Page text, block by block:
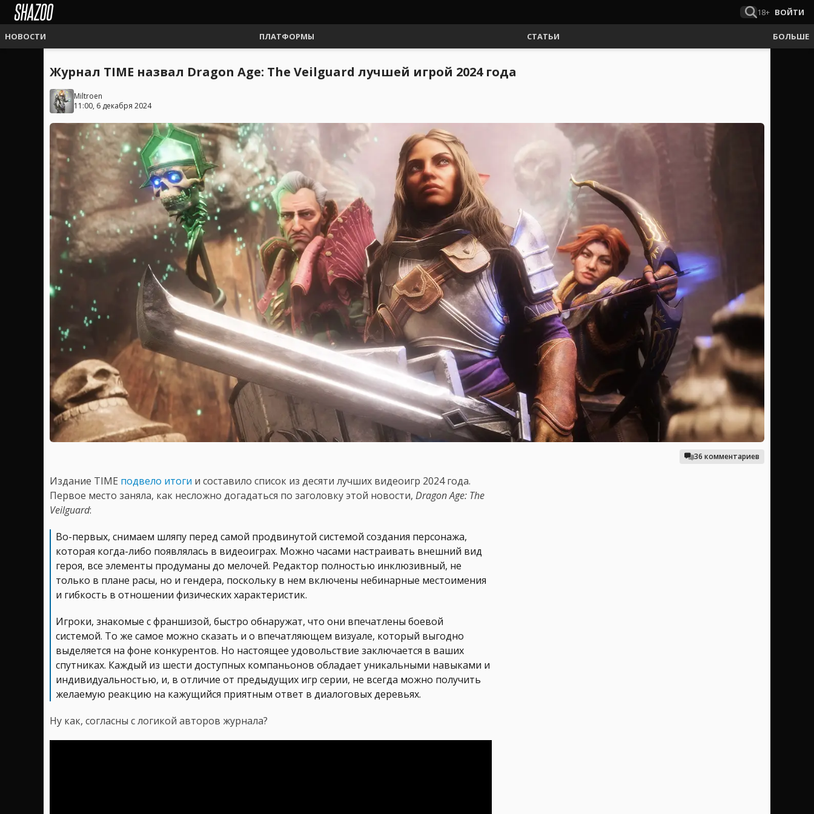
18+ ВОЙТИ
НОВОСТИ ПЛАТФОРМЫ СТАТЬИ БОЛЬШЕ
Журнал TIME назвал Dragon Age: The Veilguard лучшей игрой 2024 года
Miltroen
11:00, 6 декабря 2024
36 комментариев
Издание TIME подвело итоги и составило список из десяти лучших видеоигр 2024 года.
Первое место заняла, как несложно догадаться по заголовку этой новости, Dragon Age: The
Veilguard:
Во-первых, снимаем шляпу перед самой продвинутой системой создания персонажа,
которая когда-либо появлялась в видеоиграх. Можно часами настраивать внешний вид
героя, все элементы продуманы до мелочей. Редактор полностью инклюзивный, не
только в плане расы, но и гендера, поскольку в нем включены небинарные местоимения
и гибкость в отношении физических характеристик.
Игроки, знакомые с франшизой, быстро обнаружат, что они впечатлены боевой
системой. То же самое можно сказать и о впечатляющем визуале, который выгодно
выделяется на фоне конкурентов. Но настоящее удовольствие заключается в ваших
спутниках. Каждый из шести доступных компаньонов обладает уникальными навыками и
индивидуальностью, и, в отличие от предыдущих игр серии, не всегда можно получить
желаемую реакцию на кажущийся приятным ответ в диалоговых деревьях.
Ну как, согласны с логикой авторов журнала?